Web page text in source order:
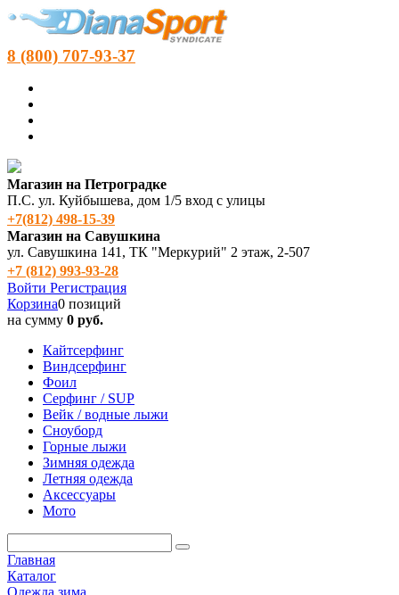
8 (800) 707-93-37
Магазин на Петроградке
П.С. ул. Куйбышева, дом 1/5 вход с улицы
+7(812) 498‑15-39
Магазин на Савушкина
ул. Савушкина 141, ТК "Меркурий" 2 этаж, 2-507
+7 (812) 993-93-28
Войти Регистрация
Корзина0 позиций
на сумму 0 руб.
Кайтсерфинг
Виндсерфинг
Фоил
Серфинг / SUP
Вейк / водные лыжи
Сноуборд
Горные лыжи
Зимняя одежда
Летняя одежда
Аксессуары
Мото
Главная
Каталог
Одежда зима